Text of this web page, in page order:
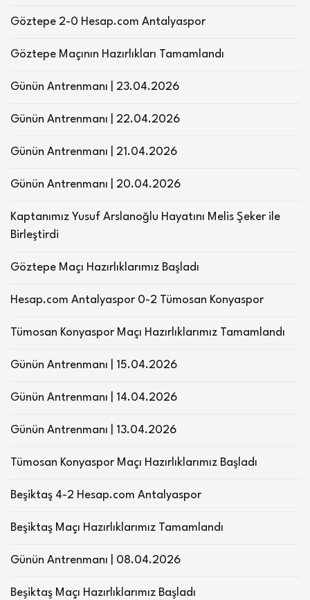
Göztepe 2-0 Hesap.com Antalyaspor
Göztepe Maçının Hazırlıkları Tamamlandı
Günün Antrenmanı | 23.04.2026
Günün Antrenmanı | 22.04.2026
Günün Antrenmanı | 21.04.2026
Günün Antrenmanı | 20.04.2026
Kaptanımız Yusuf Arslanoğlu Hayatını Melis Şeker ile
Birleştirdi
Göztepe Maçı Hazırlıklarımız Başladı
Hesap.com Antalyaspor 0-2 Tümosan Konyaspor
Tümosan Konyaspor Maçı Hazırlıklarımız Tamamlandı
Günün Antrenmanı | 15.04.2026
Günün Antrenmanı | 14.04.2026
Günün Antrenmanı | 13.04.2026
Tümosan Konyaspor Maçı Hazırlıklarımız Başladı
Beşiktaş 4-2 Hesap.com Antalyaspor
Beşiktaş Maçı Hazırlıklarımız Tamamlandı
Günün Antrenmanı | 08.04.2026
Beşiktaş Maçı Hazırlıklarımız Başladı